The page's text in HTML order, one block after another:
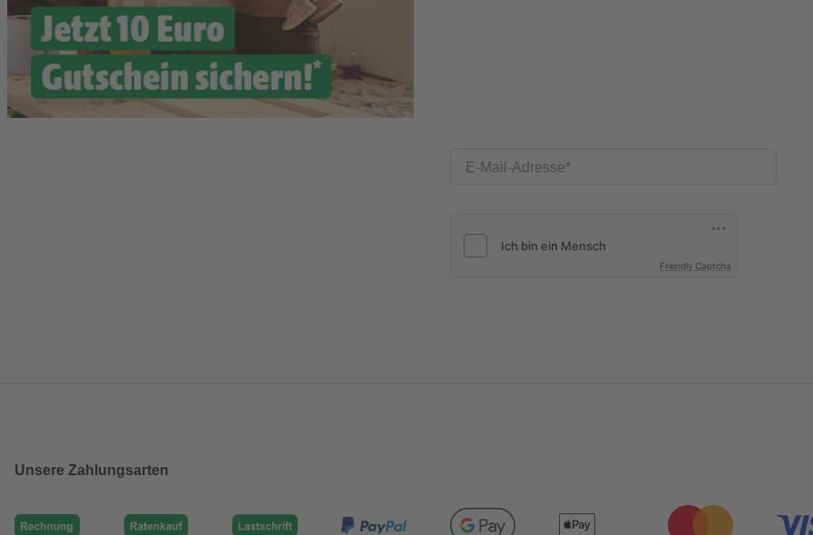
E-Mail-Adresse
Friendly Captcha
Unsere Zahlungsarten